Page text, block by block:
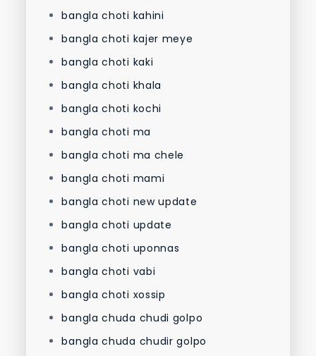
bangla choti kahini
bangla choti kajer meye
bangla choti kaki
bangla choti khala
bangla choti kochi
bangla choti ma
bangla choti ma chele
bangla choti mami
bangla choti new update
bangla choti update
bangla choti uponnas
bangla choti vabi
bangla choti xossip
bangla chuda chudi golpo
bangla chuda chudir golpo